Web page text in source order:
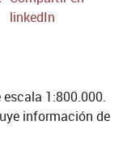
linkedIn
1:800.000.
información de